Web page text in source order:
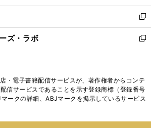
開
く
ウ
で
開
く
ン
ド
ウ
で
ウ
ィ
ン
ド
く
新
し
い
ド
ウ
で
ズ・ラボ
新
ィ
ン
ド
・電子書籍配信サービスが、著作権者からコンテ
信サービスであることを示す登録商標（登録番号
ークの詳細、ABJマークを掲示しているサービス